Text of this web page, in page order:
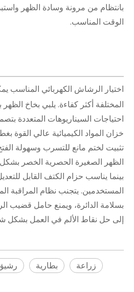
بانتظام من مرونة وسادة الظهر
الوقت المناسب.
اختيار الرشاش الكهربائي المناسب
المختلفة أكثر كفاءة. يلبي بخاخ الظهر
احتياجات السيناريوهات المتعددة
خزان المواد الكيميائية عالي القوة
تثبيت لختم مانع للتسرب وسهولة
الظهر الصغيرة الحصرية الخصر
بينما يناسب حزام الكتف القابل
المستخدمين. يتجنب نظام المراقبة
بسلامة الدائرة، ويمنع حامل
إلى حل نقاط الألم في العمل بشكل
بطارية
زراعة